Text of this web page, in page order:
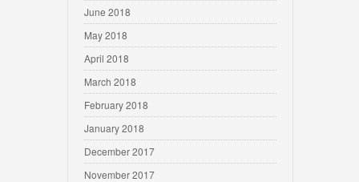
June 2018
May 2018
April 2018
March 2018
February 2018
January 2018
December 2017
November 2017